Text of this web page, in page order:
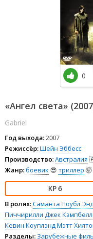
«Ангел света»
Gabriel
Год выхода:2007
Режиссёр:Шейн Эббесс
Производство:Австралия
Жанр:боевик 😎 триллер 🤯
6
В ролях:Саманта Ноубл
Пиччирилли Джек Кэмпбелл
Кевин КоуплэндМэтт
Разделы: Зарубежные
0